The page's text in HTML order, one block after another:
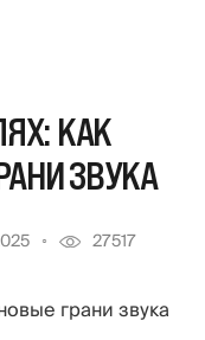
КАК
ЗВУКА
27517